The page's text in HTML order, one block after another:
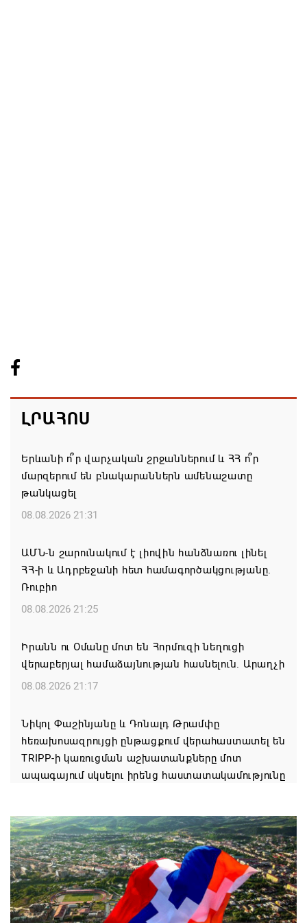
ԼՐԱՀՈՍ
Երևանի ո՞ր վարչական շրջաններում և ՀՀ ո՞ր
մարզերում են բնակարաններն ամենաշատը
թանկացել
08.08.2026 21:31
ԱՄՆ-ն շարունակում է լիովին հանձնառու լինել
ՀՀ-ի և Ադրբեջանի հետ համագործակցությանը.
Ռուբիո
08.08.2026 21:25
Իրանն ու Օմանը մոտ են Հորմուզի նեղուցի
վերաբերյալ համաձայնության հասնելուն. Արաղչի
08.08.2026 21:17
Նիկոլ Փաշինյանը և Դոնալդ Թրամփը
հեռախոսազրույցի ընթացքում վերահաստատել են
TRIPP-ի կառուցման աշխատանքները մոտ
ապագայում սկսելու իրենց հաստատակամությունը
Փաշինյանն ու Ալիևը հեռախոսազրույց են ունեցել․
քննարկվել է TRIPP երթուղու նախագծի
իրականացումը
08.08.2026 12:32